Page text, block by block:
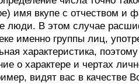
имя вкупе с отчеством и
люди. В этом случае
именно группы лиц,
характеристика,
о характере и чертах
видят вас в качестве